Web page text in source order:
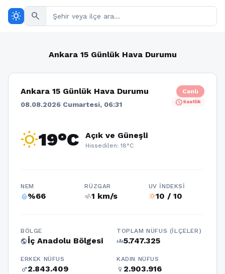
wb_sunny search
Ankara 15 Günlük Hava Durumu
Ankara 15 Günlük Hava Durumu
08.08.2026 Cumartesi, 06:31
Canlı
scheduleSaatlik
wb_sunny19°C Açık ve Güneşli
Hissedilen: 18°C
NEM
humidity_percentage%66
RÜZGAR
air1 km/s
UV İNDEKSI
wb_sunny10 / 10
BÖLGE
publicİç Anadolu Bölgesi
TOPLAM NÜFUS (İLÇELER)
groups5.747.325
ERKEK NÜFUS
male2.843.409
KADIN NÜFUS
female 2.903.916